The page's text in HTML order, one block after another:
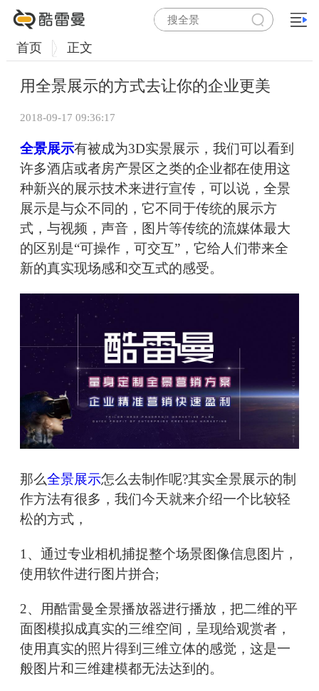
首页 正文
用全景展示的方式去让你的企业更美
2018-09-17 09:36:17
全景展示有被成为3D实景展示，我们可以看到
许多酒店或者房产景区之类的企业都在使用这
种新兴的展示技术来进行宣传，可以说，全景
展示是与众不同的，它不同于传统的展示方
式，与视频，声音，图片等传统的流媒体最大
的区别是“可操作，可交互”，它给人们带来全
新的真实现场感和交互式的感受。
那么全景展示怎么去制作呢?其实全景展示的制
作方法有很多，我们今天就来介绍一个比较轻
松的方式，
1、通过专业相机捕捉整个场景图像信息图片，
使用软件进行图片拼合;
2、用酷雷曼全景播放器进行播放，把二维的平
面图模拟成真实的三维空间，呈现给观赏者，
使用真实的照片得到三维立体的感觉，这是一
般图片和三维建模都无法达到的。